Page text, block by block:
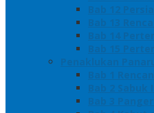
Bab 12
Bab 13
Bab 14
Bab 15
Penaklukan
Bab 1
Bab 2 Sabuk
Bab 3